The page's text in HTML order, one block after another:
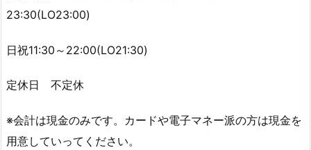
23:30(LO23:00)
日祝11:30～22:00(LO21:30)
定休日 不定休
※会計は現金のみです。カードや電子マネー派の方は現金を
用意していってください。